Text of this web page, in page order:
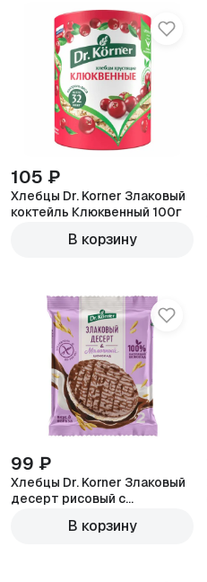
105 ₽
Хлебцы Dr. Korner Злаковый
коктейль Клюквенный 100г
В корзину
99 ₽
Хлебцы Dr. Korner Злаковый
десерт рисовый с
В корзину